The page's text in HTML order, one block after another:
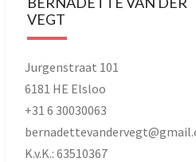
VEGT
Jurgenstraat 101
6181 HE Elsloo
+31 6 30030063
K.v.K.: 63510367